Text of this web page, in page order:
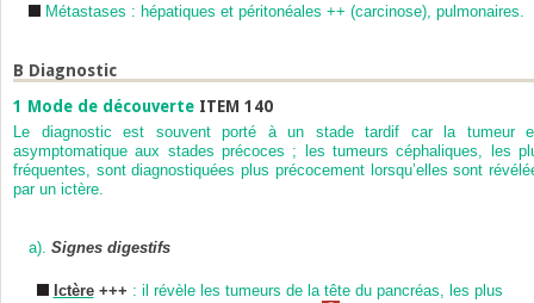
Métastases : hépatiques et péritonéales ++ (carcinose), pulmonaires.
B Diagnostic
1 Mode de découverte ITEM 140
Le diagnostic est souvent porté à un stade tardif car la tumeur
asymptomatique aux stades précoces ; les tumeurs céphaliques, les
fréquentes, sont diagnostiquées plus précocement lorsqu’elles sont
par un ictère.
a). Signes digestifs
Ictère +++ : il révèle les tumeurs de la tête du pancréas, les plus